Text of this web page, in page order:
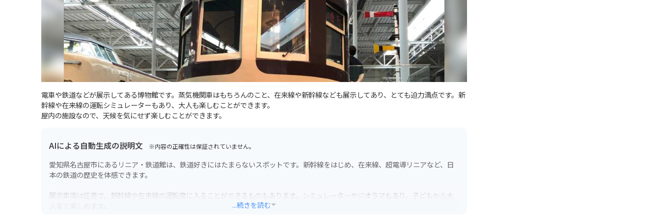
電車や鉄道などが展示してある博物館です。蒸気機関車はもちろんのこと、在来線や新幹線なども展示してあり、とても迫力満点です。新
幹線や在来線の運転シミュレーターもあり、大人も楽しむことができます。
屋内の施設なので、天候を気にせず楽しむことができます。
AIによる自動生成の説明文 ※内容の正確性は保証されていません。
愛知県名古屋市にあるリニア・鉄道館は、鉄道好きにはたまらないスポットです。新幹線をはじめ、在来線、超電導リニアなど、日
本の鉄道の歴史を体感できます。
展示車両は圧巻で、新幹線や在来線の運転席に入ることができるものもあります。シミュレーターやジオラマもあり、子どもから大
...続きを読む